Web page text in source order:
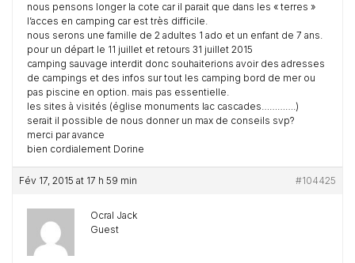
nous pensons longer la cote car il parait que dans les « terres »
l’acces en camping car est très difficile.
nous serons une famille de 2 adultes 1 ado et un enfant de 7 ans.
pour un départ le 11 juillet et retours 31 juillet 2015
camping sauvage interdit donc souhaiterions avoir des adresses
de campings et des infos sur tout les camping bord de mer ou
pas piscine en option. mais pas essentielle.
les sites à visités (église monuments lac cascades………….)
serait il possible de nous donner un max de conseils svp?
merci par avance
bien cordialement Dorine
Fév 17, 2015 at 17 h 59 min #104425
Ocral Jack
Guest